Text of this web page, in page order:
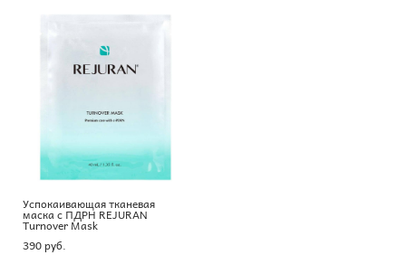
Успокаивающая тканевая
маска с ПДРН REJURAN
Turnover Mask
390 pуб.